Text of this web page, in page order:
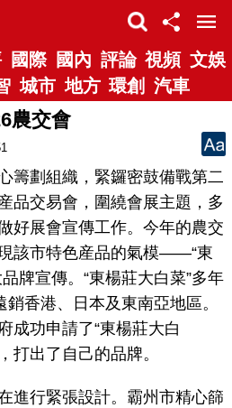
國際 國內 評論 視頻 文娛
城市 地方 環創 汽車
農交會
劃組織，緊鑼密鼓備戰第二
品交易會，圍繞會展主題，多
好展會宣傳工作。今年的農交
該市特色産品的氣模——“東
牌宣傳。“東楊莊大白菜”多年
銷香港、日本及東南亞地區。
成功申請了“東楊莊大白
打出了自己的品牌。
行緊張設計。霸州市精心篩